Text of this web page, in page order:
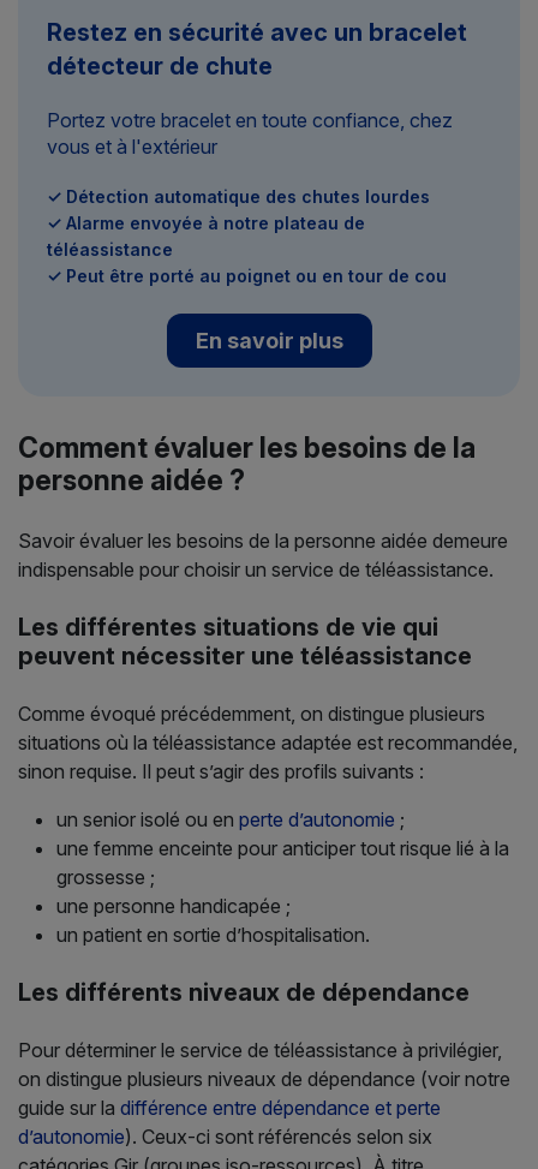
Restez en sécurité avec un bracelet
détecteur de chute
Portez votre bracelet en toute confiance, chez
vous et à l'extérieur
✓ Détection automatique des chutes lourdes
✓ Alarme envoyée à notre plateau de
téléassistance
✓ Peut être porté au poignet ou en tour de cou
En savoir plus
Comment évaluer les besoins de la
personne aidée ?
Savoir évaluer les besoins de la personne aidée demeure
indispensable pour choisir un service de téléassistance.
Les différentes situations de vie qui
peuvent nécessiter une téléassistance
Comme évoqué précédemment, on distingue plusieurs
situations où la téléassistance adaptée est recommandée,
sinon requise. Il peut s’agir des profils suivants :
un senior isolé ou en perte d’autonomie ;
une femme enceinte pour anticiper tout risque lié à la
grossesse ;
une personne handicapée ;
un patient en sortie d’hospitalisation.
Les différents niveaux de dépendance
Pour déterminer le service de téléassistance à privilégier,
on distingue plusieurs niveaux de dépendance (voir notre
guide sur la différence entre dépendance et perte
d’autonomie). Ceux-ci sont référencés selon six